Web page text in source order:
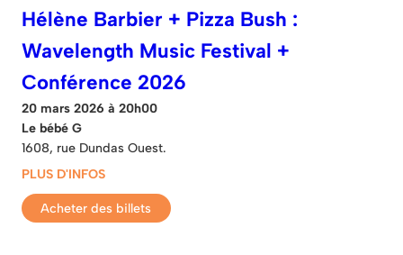
Hélène Barbier + Pizza Bush :
Wavelength Music Festival +
Conférence 2026
20 mars 2026 à 20h00
Le bébé G
1608, rue Dundas Ouest.
PLUS D'INFOS
Acheter des billets